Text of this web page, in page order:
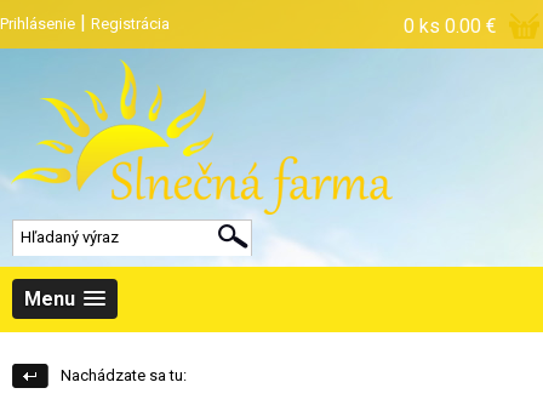
Prihlásenie | Registrácia 0 ks 0.00 €
Menu
Nachádzate sa tu: